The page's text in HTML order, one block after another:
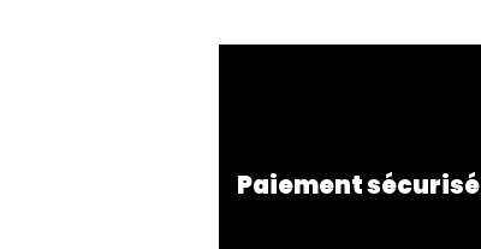
Paiement sécurisé